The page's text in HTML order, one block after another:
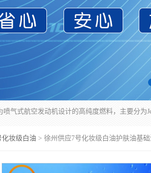
化妆级白油 > 徐州供应7号化妆级白油护肤油基础